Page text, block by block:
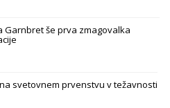
Garnbret še prva zmagovalka
svetovnem prvenstvu v težavnosti